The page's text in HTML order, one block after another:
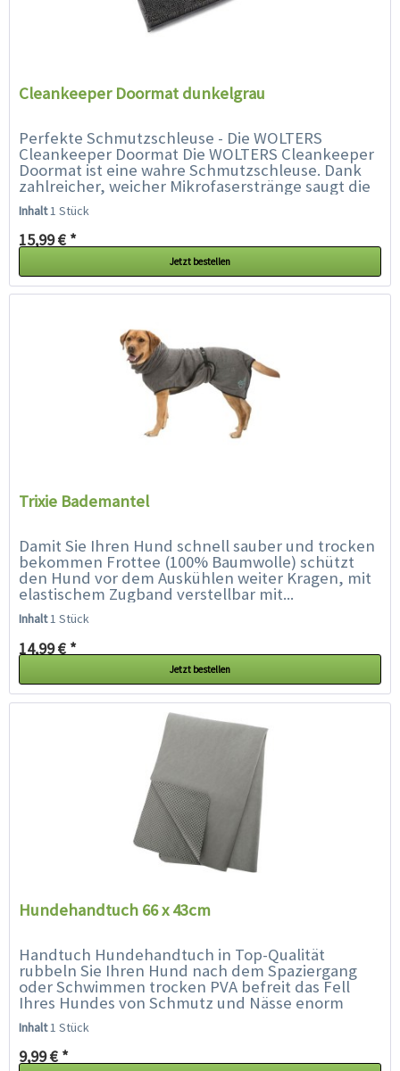
Cleankeeper Doormat dunkelgrau
Perfekte Schmutzschleuse - Die WOLTERS
Cleankeeper Doormat Die WOLTERS Cleankeeper
Doormat ist eine wahre Schmutzschleuse. Dank
zahlreicher, weicher Mikrofaserstränge saugt die
Matte in Sekunden Schlamm und Wasser auf,
die...
Inhalt1 Stück
15,99 € *
Jetzt bestellen
Trixie Bademantel
Damit Sie Ihren Hund schnell sauber und trocken
bekommen Frottee (100% Baumwolle) schützt
den Hund vor dem Auskühlen weiter Kragen, mit
elastischem Zugband verstellbar mit...
Inhalt1 Stück
14,99 € *
Jetzt bestellen
Hundehandtuch 66 x 43cm
Handtuch Hundehandtuch in Top-Qualität
rubbeln Sie Ihren Hund nach dem Spaziergang
oder Schwimmen trocken PVA befreit das Fell
Ihres Hundes von Schmutz und Nässe enorm
saugfähig bei verschmutztem, staubigen Fell
einfach...
Inhalt1 Stück
9,99 € *